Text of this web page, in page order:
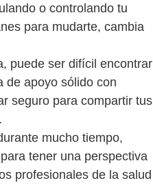
o controlando tu
para mudarte, cambia
puede ser difícil encontrar
de apoyo sólido con
seguro para compartir tus
mucho tiempo,
tener una perspectiva
profesionales de la salud